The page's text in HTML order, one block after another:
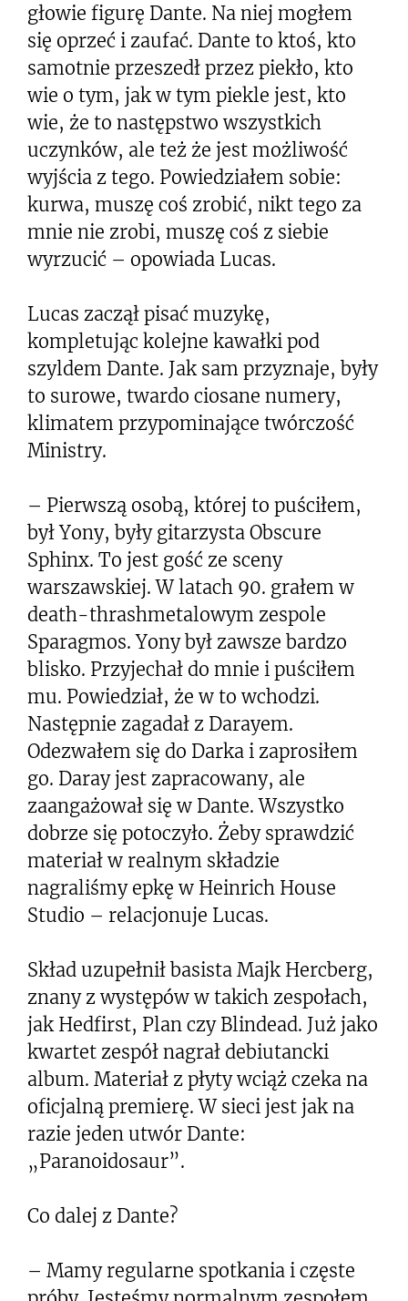
głowie figurę Dante. Na niej mogłem
się oprzeć i zaufać. Dante to ktoś, kto
samotnie przeszedł przez piekło, kto
wie o tym, jak w tym piekle jest, kto
wie, że to następstwo wszystkich
uczynków, ale też że jest możliwość
wyjścia z tego. Powiedziałem sobie:
kurwa, muszę coś zrobić, nikt tego za
mnie nie zrobi, muszę coś z siebie
wyrzucić – opowiada Lucas.
Lucas zaczął pisać muzykę,
kompletując kolejne kawałki pod
szyldem Dante. Jak sam przyznaje, były
to surowe, twardo ciosane numery,
klimatem przypominające twórczość
Ministry.
– Pierwszą osobą, której to puściłem,
był Yony, były gitarzysta Obscure
Sphinx. To jest gość ze sceny
warszawskiej. W latach 90. grałem w
death-thrashmetalowym zespole
Sparagmos. Yony był zawsze bardzo
blisko. Przyjechał do mnie i puściłem
mu. Powiedział, że w to wchodzi.
Następnie zagadał z Darayem.
Odezwałem się do Darka i zaprosiłem
go. Daray jest zapracowany, ale
zaangażował się w Dante. Wszystko
dobrze się potoczyło. Żeby sprawdzić
materiał w realnym składzie
nagraliśmy epkę w Heinrich House
Studio – relacjonuje Lucas.
Skład uzupełnił basista Majk Hercberg,
znany z występów w takich zespołach,
jak Hedfirst, Plan czy Blindead. Już jako
kwartet zespół nagrał debiutancki
album. Materiał z płyty wciąż czeka na
oficjalną premierę. W sieci jest jak na
razie jeden utwór Dante:
„Paranoidosaur”.
Co dalej z Dante?
– Mamy regularne spotkania i częste